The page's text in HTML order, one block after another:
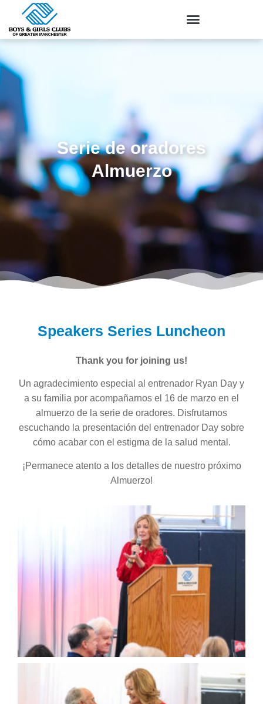
Serie de oradores
Almuerzo
Speakers Series Luncheon
Thank you for joining us!
Un agradecimiento especial al entrenador Ryan Day y
a su familia por acompañarnos el 16 de marzo en el
almuerzo de la serie de oradores. Disfrutamos
escuchando la presentación del entrenador Day sobre
cómo acabar con el estigma de la salud mental.
¡Permanece atento a los detalles de nuestro próximo
Almuerzo!